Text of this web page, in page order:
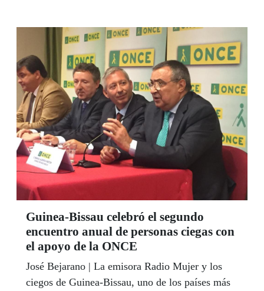
día 29 de abril el Día Internacional de los Perros
Guinea-Bissau celebró el segundo
encuentro anual de personas ciegas con
el apoyo de la ONCE
José Bejarano | La emisora Radio Mujer y los
ciegos de Guinea-Bissau, uno de los países más